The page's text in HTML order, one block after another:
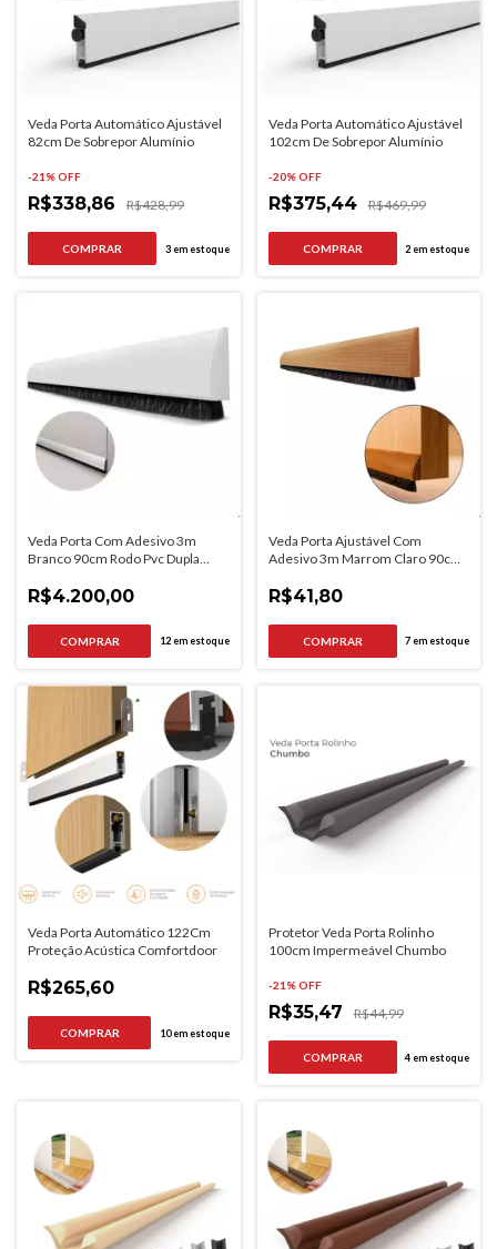
Veda Porta Automático Ajustável
82cm De Sobrepor Alumínio
-21 % OFF
R$338,86 R$428,99
3em estoque
Veda Porta Automático Ajustável
102cm De Sobrepor Alumínio
-20% OFF
R$375,44 R$469,99
2em estoque
Veda Porta Com Adesivo 3m
Branco 90cm Rodo Pvc Dupla
R$4.200,00
12em estoque
Veda Porta Ajustável Com
Adesivo 3m Marrom Claro 90cm
R$41,80
7em estoque
Veda Porta Automático 122Cm
Proteção Acústica Comfortdoor
R$265,60
10em estoque
Protetor Veda Porta Rolinho
100cm Impermeável Chumbo
-21 % OFF
R$35,47 R$44,99
4em estoque